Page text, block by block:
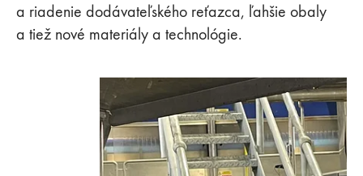
a riadenie dodávateľského reťazca, ľahšie obaly
a tiež nové materiály a technológie.